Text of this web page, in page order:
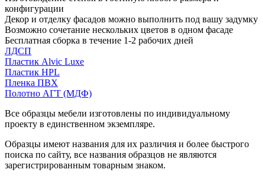
конфигурации
Декор и отделку фасадов можно выполнить под вашу задумку
Возможно сочетание нескольких цветов в одном фасаде
Бесплатная сборка в течение 1-2 рабочих дней
ЛДСП
Пластик Alvic Luxe
Пластик HPL
Пленка ПВХ
Полотно АГТ (МДФ)
Все образцы мебели изготовлены по индивидуальному
проекту в единственном экземпляре.
Образцы имеют названия для их различия и более быстрого
поиска по сайту, все названия образцов не являются
зарегистрированным товарным знаком.